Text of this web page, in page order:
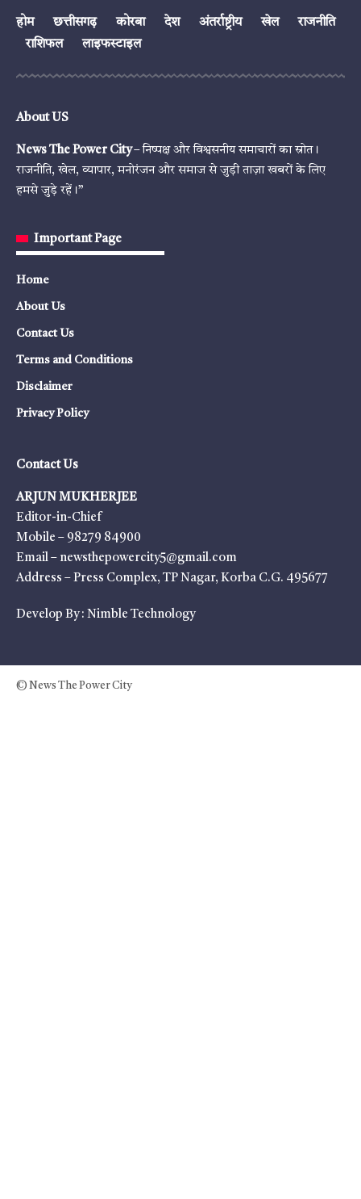
होम छत्तीसगढ़ कोरबा देश अंतर्राष्ट्रीय खेल
राजनीति
राशिफल
लाइफस्टाइल
About US
News The Power City– निष्पक्ष और विश्वसनीय समाचारों का स्रोत।
राजनीति, खेल, व्यापार, मनोरंजन और समाज से जुड़ी ताज़ा खबरों के लिए
हमसे जुड़े रहें।”
Important Page
Home
About Us
Contact Us
Terms and Conditions
Disclaimer
Privacy Policy
Contact Us
ARJUN MUKHERJEE
Editor-in-Chief
Mobile – 98279 84900
Email – newsthepowercity5@gmail.com
Address – Press Complex, TP Nagar, Korba C.G. 495677
Develop By : Nimble Technology
© News The Power City